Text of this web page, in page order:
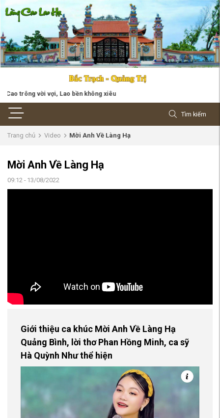
trông vời vợi, Lao bền không xiêu
Tìm kiếm
Trang chủ Video Mời Anh Về Làng Hạ
Mời Anh Về Làng Hạ
09:12 - 13/08/2022
Giới thiệu ca khúc Mời Anh Về Làng Hạ
Quảng Bình, lời thơ Phan Hồng Minh, ca sỹ
Hà Quỳnh Như thể hiện